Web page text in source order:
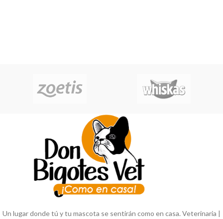
Un lugar donde tú y tu mascota se sentirán como en casa. Veterinaria |